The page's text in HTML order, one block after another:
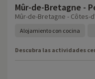
Mûr-de-Bretagne -
Mûr-de-Bretagne - Côtes-
Alojamiento con cocina
Descubra las actividades